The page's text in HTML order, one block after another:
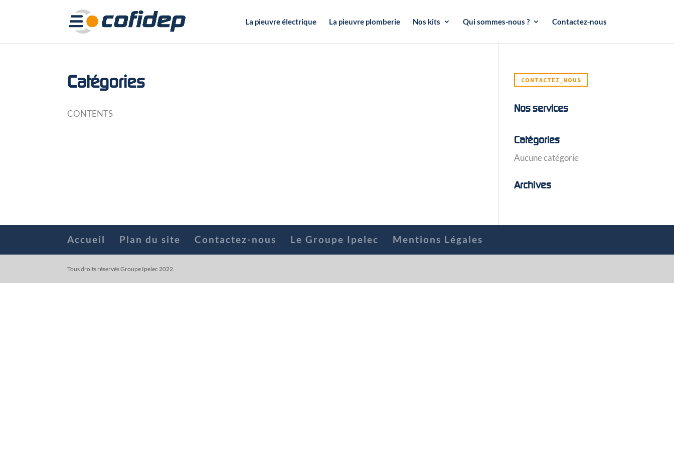
La pieuvre électrique La pieuvre plomberie Nos kits Qui sommes-nous ? Contactez-nous
Catégories
CONTENTS
CONTACTEZ_NOUS
Nos services
Catégories
Aucune catégorie
Archives
Accueil Plan du site Contactez-nous Le Groupe Ipelec Mentions Légales
Tous droits réservés Groupe Ipelec 2022.